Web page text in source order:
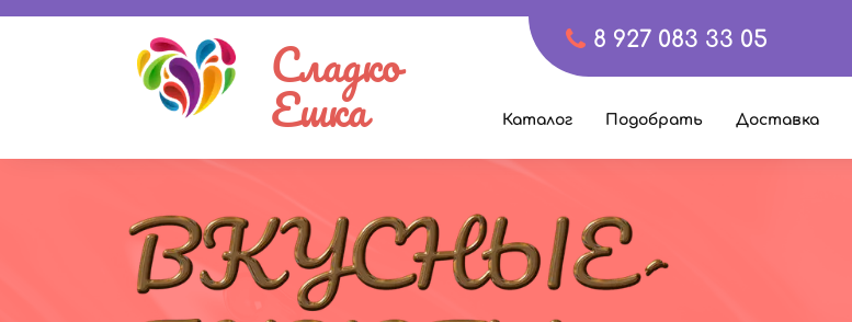
8 927 083 33 05
Сладко
Ешка Каталог Подобрать Доставка